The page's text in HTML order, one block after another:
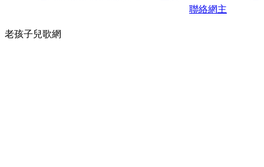
聯絡網主
老孩子兒歌網